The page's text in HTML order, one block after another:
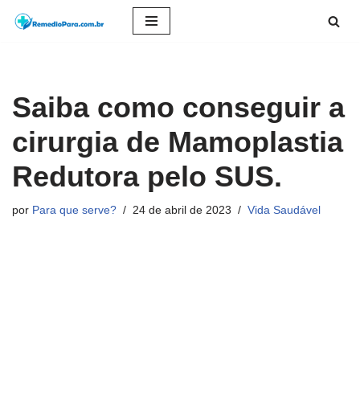
conteúdo
Saiba como conseguir a
cirurgia de Mamoplastia
Redutora pelo SUS.
por Para que serve? 24 de abril de 2023 Vida Saudável